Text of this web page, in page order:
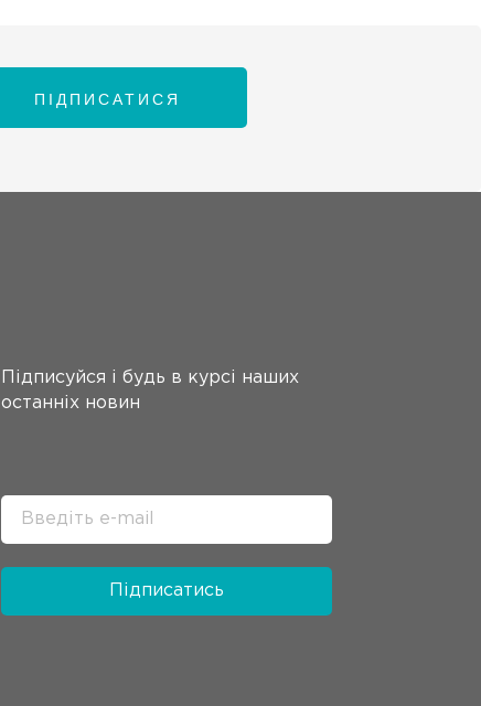
ПІДПИСАТИСЯ
Підписуйся і будь в курсі наших
останніх новин
Підписатись